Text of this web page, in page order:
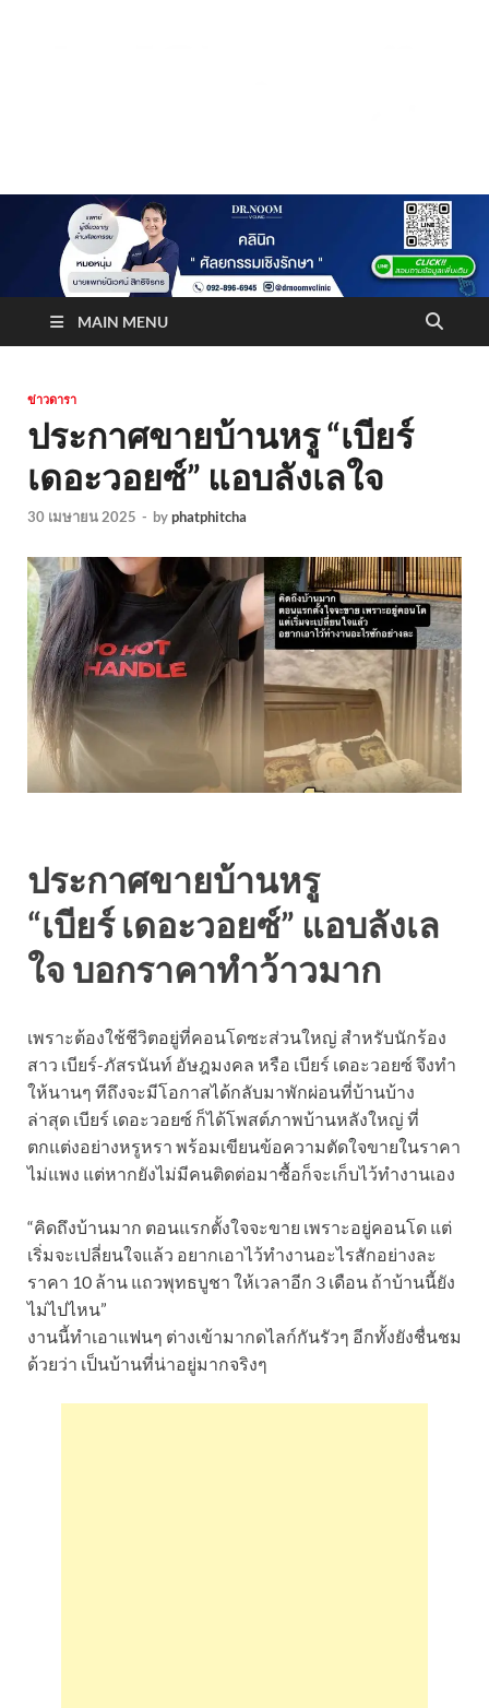
Truststoreonline
MAIN MENU
ข่าวดารา
ประกาศขายบ้านหรู “เบียร์
เดอะวอยซ์” แอบลังเลใจ
30 เมษายน 2025 - byphatphitcha
ประกาศขายบ้านหรู
“เบียร์ เดอะวอยซ์” แอบลังเล
ใจ บอกราคาทำว้าวมาก
เพราะต้องใช้ชีวิตอยู่ที่คอนโดซะส่วนใหญ่ สำหรับนักร้อง
สาว เบียร์-ภัสรนันท์ อัษฎมงคล หรือ เบียร์ เดอะวอยซ์ จึงทำ
ให้นานๆ ทีถึงจะมีโอกาสได้กลับมาพักผ่อนที่บ้านบ้าง
ล่าสุด เบียร์ เดอะวอยซ์ ก็ได้โพสต์ภาพบ้านหลังใหญ่ ที่
ตกแต่งอย่างหรูหรา พร้อมเขียนข้อความตัดใจขายในราคา
ไม่แพง แต่หากยังไม่มีคนติดต่อมาซื้อก็จะเก็บไว้ทำงานเอง
“คิดถึงบ้านมาก ตอนแรกตั้งใจจะขาย เพราะอยู่คอนโด แต่
เริ่มจะเปลี่ยนใจแล้ว อยากเอาไว้ทำงานอะไรสักอย่างละ
ราคา 10 ล้าน แถวพุทธบูชา ให้เวลาอีก 3 เดือน ถ้าบ้านนี้ยัง
ไม่ไปไหน”
งานนี้ทำเอาแฟนๆ ต่างเข้ามากดไลก์กันรัวๆ อีกทั้งยังชื่นชม
ด้วยว่า เป็นบ้านที่น่าอยู่มากจริงๆ